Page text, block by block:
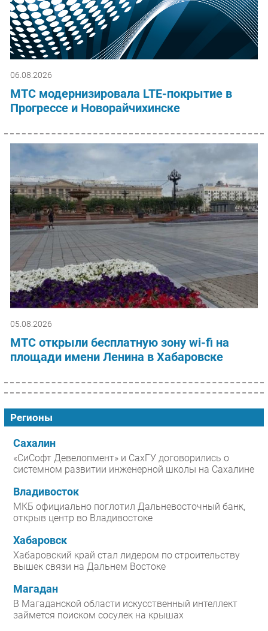
06.08.2026
МТС модернизировала LTE-покрытие в
Прогрессе и Новорайчихинске
05.08.2026
МТС открыли бесплатную зону wi-fi на
площади имени Ленина в Хабаровске
Регионы
Сахалин
«СиСофт Девелопмент» и СахГУ договорились о
системном развитии инженерной школы на Сахалине
Владивосток
МКБ официально поглотил Дальневосточный банк,
открыв центр во Владивостоке
Хабаровск
Хабаровский край стал лидером по строительству
вышек связи на Дальнем Востоке
Магадан
В Магаданской области искусственный интеллект
займется поиском сосулек на крышах